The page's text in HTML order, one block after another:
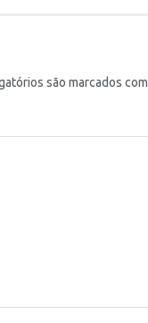
são marcados com